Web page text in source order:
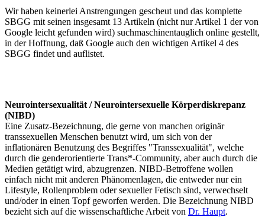
Wir haben keinerlei Anstrengungen gescheut und das komplette
SBGG mit seinen insgesamt 13 Artikeln (nicht nur Artikel 1 der von
Google leicht gefunden wird) suchmaschinentauglich online gestellt,
in der Hoffnung, daß Google auch den wichtigen Artikel 4 des
SBGG findet und auflistet.
Neurointersexualität / Neurointersexuelle Körperdiskrepanz
(NIBD)
Eine Zusatz-Bezeichnung, die gerne von manchen originär
transsexuellen Menschen benutzt wird, um sich von der
inflationären Benutzung des Begriffes "Transsexualität", welche
durch die genderorientierte Trans*-Community, aber auch durch die
Medien getätigt wird, abzugrenzen. NIBD-Betroffene wollen
einfach nicht mit anderen Phänomenlagen, die entweder nur ein
Lifestyle, Rollenproblem oder sexueller Fetisch sind, verwechselt
und/oder in einen Topf geworfen werden. Die Bezeichnung NIBD
bezieht sich auf die wissenschaftliche Arbeit von Dr. Haupt.